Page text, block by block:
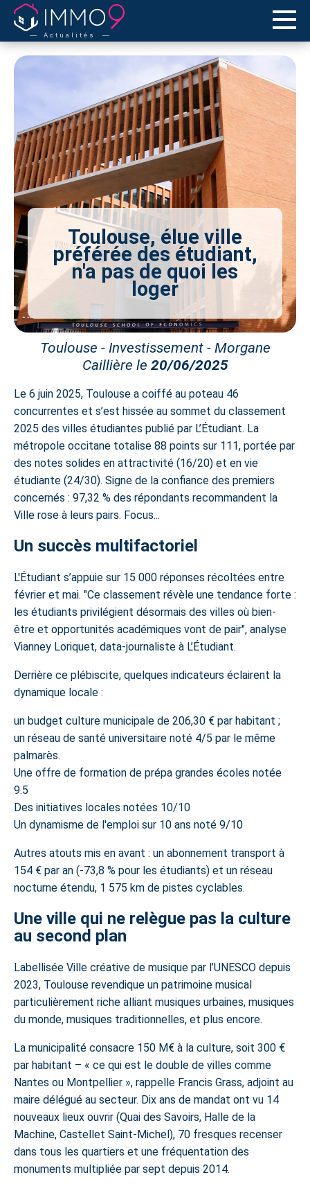
Actualités
Toulouse, élue ville
préférée des étudiant,
n'a pas de quoi les
loger
Toulouse - Investissement - Morgane
Caillière le 20/06/2025
Le 6 juin 2025, Toulouse a coiffé au poteau 46
concurrentes et s’est hissée au sommet du classement
2025 des villes étudiantes publié par L’Étudiant. La
métropole occitane totalise 88 points sur 111, portée par
des notes solides en attractivité (16/20) et en vie
étudiante (24/30). Signe de la confiance des premiers
concernés : 97,32 % des répondants recommandent la
Ville rose à leurs pairs. Focus...
Un succès multifactoriel
L'Étudiant s’appuie sur 15 000 réponses récoltées entre
février et mai. "Ce classement révèle une tendance forte :
les étudiants privilégient désormais des villes où bien-
être et opportunités académiques vont de pair", analyse
Vianney Loriquet, data-journaliste à L’Étudiant.
Derrière ce plébiscite, quelques indicateurs éclairent la
dynamique locale :
un budget culture municipale de 206,30 € par habitant ;
un réseau de santé universitaire noté 4/5 par le même
palmarès.
Une offre de formation de prépa grandes écoles notée
9.5
Des initiatives locales notées 10/10
Un dynamisme de l'emploi sur 10 ans noté 9/10
Autres atouts mis en avant : un abonnement transport à
154 € par an (-73,8 % pour les étudiants) et un réseau
nocturne étendu, 1 575 km de pistes cyclables.
Une ville qui ne relègue pas la culture
au second plan
Labellisée Ville créative de musique par l’UNESCO depuis
2023, Toulouse revendique un patrimoine musical
particulièrement riche alliant musiques urbaines, musiques
du monde, musiques traditionnelles, et plus encore.
La municipalité consacre 150 M€ à la culture, soit 300 €
par habitant – « ce qui est le double de villes comme
Nantes ou Montpellier », rappelle Francis Grass, adjoint au
maire délégué au secteur. Dix ans de mandat ont vu 14
nouveaux lieux ouvrir (Quai des Savoirs, Halle de la
Machine, Castellet Saint-Michel), 70 fresques recenser
dans tous les quartiers et une fréquentation des
monuments multipliée par sept depuis 2014.